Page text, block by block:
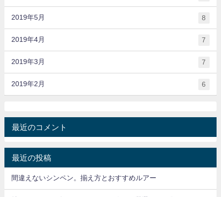
2019年5月 8
2019年4月 7
2019年3月 7
2019年2月 6
最近のコメント
最近の投稿
間違えないシンペン。揃え方とおすすめルアー